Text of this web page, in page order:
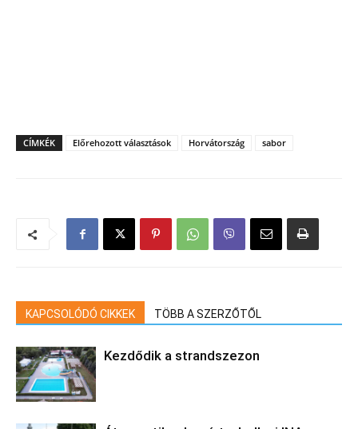
CÍMKÉK Előrehozott választások Horvátország sabor
KAPCSOLÓDÓ CIKKEK TÖBB A SZERZŐTŐL
Kezdődik a strandszezon